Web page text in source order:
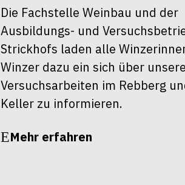
Die Fachstelle Weinbau und der
Ausbildungs- und
Strickhofs laden alle
Winzer dazu ein sich über unsere
Versuchsarbeiten im Rebberg
Keller zu informieren.
Mehr erfahren